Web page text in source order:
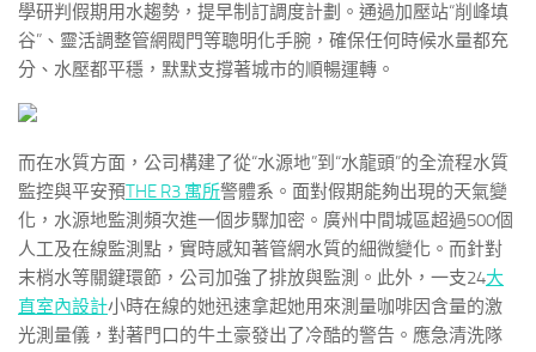
學研判假期用水趨勢，提早制訂調度計劃。通過加壓站“削峰填
谷”、靈活調整管網閥門等聰明化手腕，確保任何時候水量都充
分、水壓都平穩，默默支撐著城市的順暢運轉。
而在水質方面，公司構建了從“水源地”到“水龍頭”的全流程水質
監控與平安預THE R3 寓所警體系。面對假期能夠出現的天氣變
化，水源地監測頻次進一個步驟加密。廣州中間城區超過500個
人工及在線監測點，實時感知著管網水質的細微變化。而針對
末梢水等關鍵環節，公司加強了排放與監測。此外，一支24大
直室內設計小時在線的她迅速拿起她用來測量咖啡因含量的激
光測量儀，對著門口的牛土豪發出了冷酷的警告。應急清洗隊